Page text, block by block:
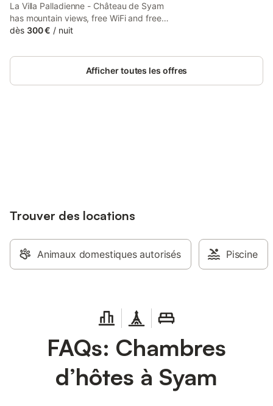
La Villa Palladienne - Château de Syam
has mountain views, free WiFi and free
private parking, situated in Syam, 42 km
house features garden views and is 22
km from Herisson Waterfalls.
dès 300 € / nuit
Afficher toutes les offres
Trouver des locations
Animaux domestiques autorisés Piscine
FAQs: Chambres
d’hôtes à Syam